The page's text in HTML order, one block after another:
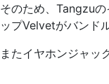
そのため、Tangzu
ップVelvetがバンド
またイヤホンジャッ